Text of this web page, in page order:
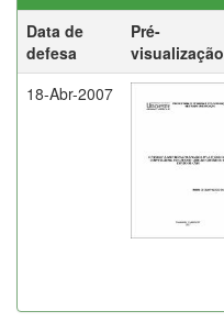
Data de
defesa
Pré-
visualização
18-Abr-2007